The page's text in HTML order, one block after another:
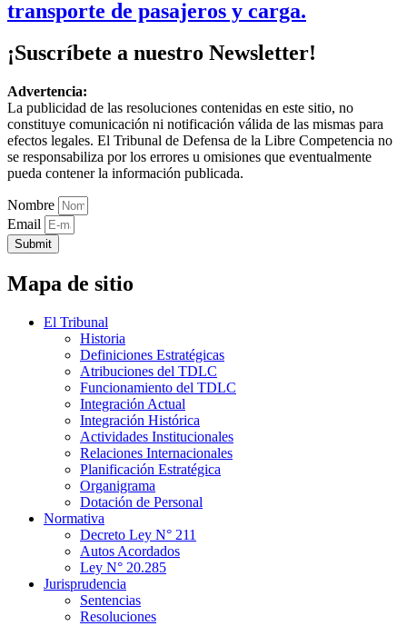
transporte de pasajeros y carga.
¡Suscríbete a nuestro Newsletter!
Advertencia:
La publicidad de las resoluciones contenidas en este sitio, no
constituye comunicación ni notificación válida de las mismas para
efectos legales. El Tribunal de Defensa de la Libre Competencia no
se responsabiliza por los errores u omisiones que eventualmente
pueda contener la información publicada.
Nombre
Email
Submit
Mapa de sitio
El Tribunal
Historia
Definiciones Estratégicas
Atribuciones del TDLC
Funcionamiento del TDLC
Integración Actual
Integración Histórica
Actividades Institucionales
Relaciones Internacionales
Planificación Estratégica
Organigrama
Dotación de Personal
Normativa
Decreto Ley N° 211
Autos Acordados
Ley N° 20.285
Jurisprudencia
Sentencias
Resoluciones